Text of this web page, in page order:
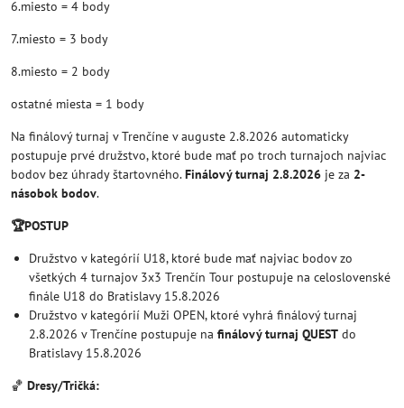
6.miesto = 4 body
7.miesto = 3 body
8.miesto = 2 body
ostatné miesta = 1 body
Na finálový turnaj v Trenčíne v auguste 2.8.2026 automaticky
postupuje prvé družstvo, ktoré bude mať po troch turnajoch najviac
bodov bez úhrady štartovného.Finálový turnaj 2.8.2026 je za 2-
násobok bodov.
🏆POSTUP
Družstvo v kategórií U18, ktoré bude mať najviac bodov zo
všetkých 4 turnajov 3x3 Trenčín Tour postupuje na celoslovenské
finále U18 do Bratislavy 15.8.2026
Družstvo v kategórií Muži OPEN, ktoré vyhrá finálový turnaj
2.8.2026 v Trenčíne postupuje na finálový turnaj QUEST do
Bratislavy 15.8.2026
🏀 Dresy/Tričká: